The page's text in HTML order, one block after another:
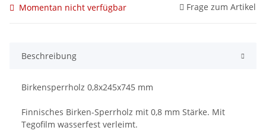
Momentan nicht verfügbar Frage zum Artikel
Beschreibung
Birkensperrholz 0,8x245x745 mm
Finnisches Birken-Sperrholz mit 0,8 mm Stärke. Mit
Tegofilm wasserfest verleimt.